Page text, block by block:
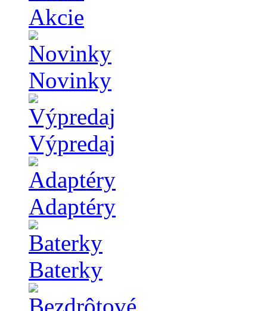
Akcie
Novinky
Výpredaj
Adaptéry
Baterky